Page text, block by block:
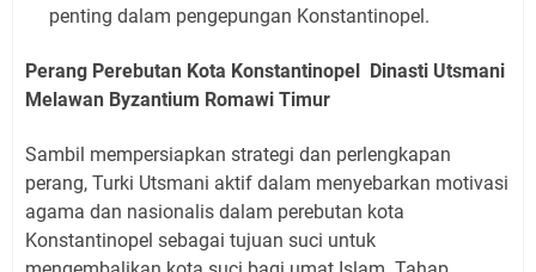
penting dalam pengepungan Konstantinopel.
Perang Perebutan Kota Konstantinopel Dinasti Utsmani
Melawan Byzantium Romawi Timur
Sambil mempersiapkan strategi dan perlengkapan
perang, Turki Utsmani aktif dalam menyebarkan motivasi
agama dan nasionalis dalam perebutan kota
Konstantinopel sebagai tujuan suci untuk